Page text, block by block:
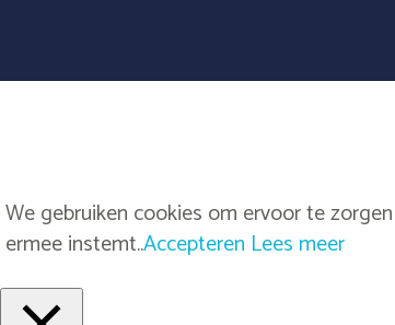
We gebruiken cookies om ervoor te
ermee instemt..Accepteren Lees meer